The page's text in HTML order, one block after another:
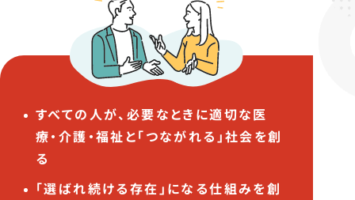
すべての人が、必要なときに適切な医
療・介護・福祉と「つながれる」社会を創
る
「選ばれ続ける存在」になる仕組みを創